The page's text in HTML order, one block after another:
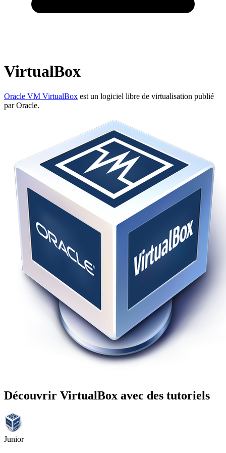
VirtualBox
Oracle VM VirtualBox est un logiciel libre de virtualisation publié
par Oracle.
Découvrir VirtualBox avec des tutoriels
Junior